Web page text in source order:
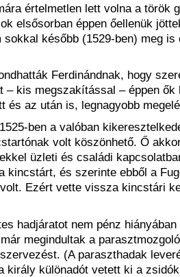
értelmetlen lett volna a török
elsősorban éppen őellenük
sokkal később (1529-ben) meg is
Ferdinándnak, hogy
– kis megszakítással ­– éppen
és az után is, legnagyobb
ben a valóban
volt köszönhető. Ő
üzleti és családi
kincstárt, és szerinte ebből a
Ezért vette vissza kincstári
hadjáratot nem pénz
megindultak a
(A paraszthadak
király különadót vetett ki a